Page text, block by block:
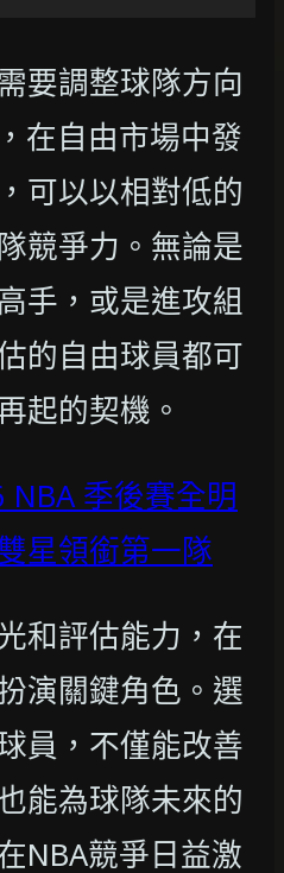
要調整球隊方向
在自由市場中發
可以以相對低的
競爭力。無論是
手，或是進攻組
的自由球員都可
起的契機。
NBA 季後賽全明
星領銜第一隊
和評估能力，在
演關鍵角色。選
員，不僅能改善
能為球隊未來的
NBA競爭日益激